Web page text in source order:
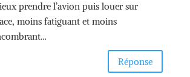
prendre l’avion puis louer sur
moins fatiguant et moins
Réponse